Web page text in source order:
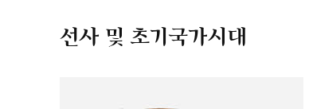
선사 및 초기국가시대